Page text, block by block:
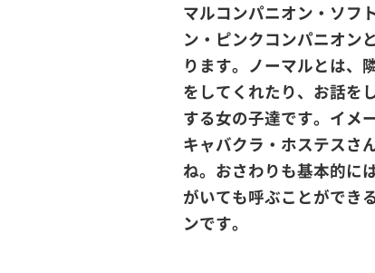
マルコンパニオン・ソフ
ン・ピンクコンパニオン
ります。ノーマルとは、
をしてくれたり、お話を
する女の子達です。イメ
キャバクラ・ホステスさ
ね。おさわりも基本的に
がいても呼ぶことができ
ンです。